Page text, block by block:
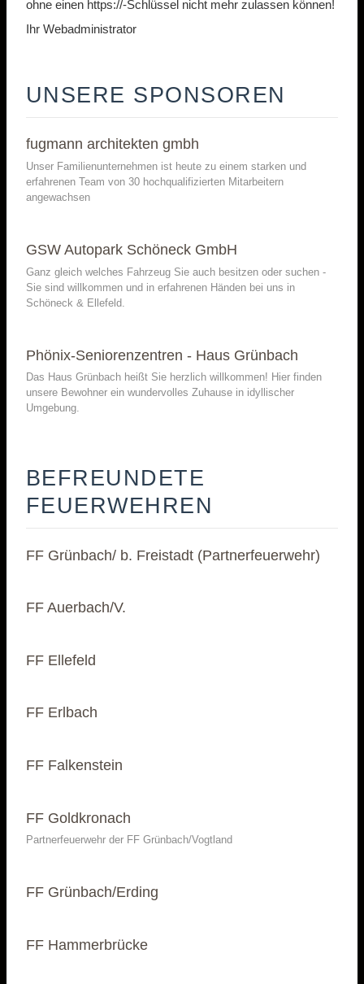
ohne einen https://-Schlüssel nicht mehr zulassen können!
Ihr Webadministrator
UNSERE SPONSOREN
fugmann architekten gmbh
Unser Familienunternehmen ist heute zu einem starken und
erfahrenen Team von 30 hochqualifizierten Mitarbeitern
angewachsen
GSW Autopark Schöneck GmbH
Ganz gleich welches Fahrzeug Sie auch besitzen oder suchen -
Sie sind willkommen und in erfahrenen Händen bei uns in
Schöneck & Ellefeld.
Phönix-Seniorenzentren - Haus Grünbach
Das Haus Grünbach heißt Sie herzlich willkommen! Hier finden
unsere Bewohner ein wundervolles Zuhause in idyllischer
Umgebung.
BEFREUNDETE
FEUERWEHREN
FF Grünbach/ b. Freistadt (Partnerfeuerwehr)
FF Auerbach/V.
FF Ellefeld
FF Erlbach
FF Falkenstein
FF Goldkronach
Partnerfeuerwehr der FF Grünbach/Vogtland
FF Grünbach/Erding
FF Hammerbrücke